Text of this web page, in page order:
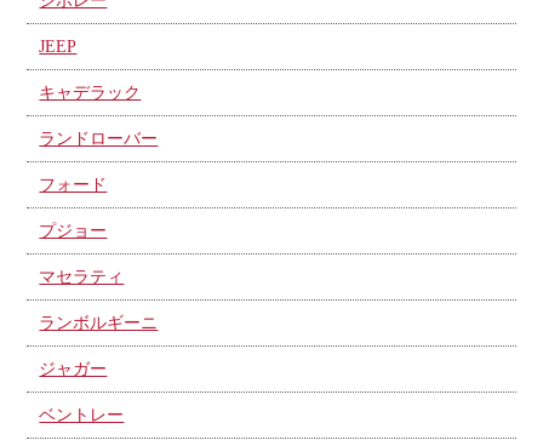
JEEP
キャデラック
ランドローバー
フォード
プジョー
マセラティ
ランボルギーニ
ジャガー
ベントレー